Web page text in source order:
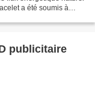
a été soumis à
publicitaire